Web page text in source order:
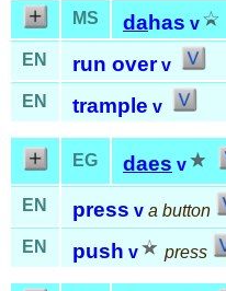
MS dahas v
EN run over v
EN
trample v
EG daes v
EN
press v a button
EN
push v press